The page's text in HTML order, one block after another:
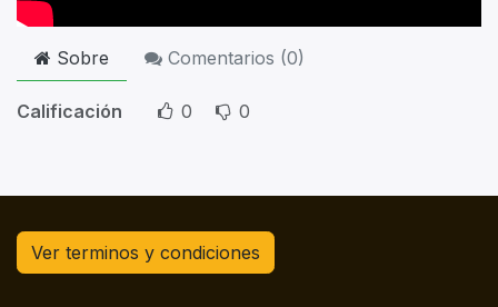
Sobre Comentarios (0)
Calificación 0 0
Ver terminos y condiciones